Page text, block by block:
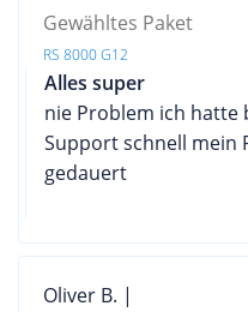
Gewähltes Paket
RS 8000 G12
Alles super
nie Problem ich hatte
Support schnell mein
gedauert
Oliver B. |